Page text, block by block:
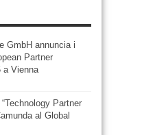
GmbH annuncia i
Partner
a Vienna
Partner
al Global